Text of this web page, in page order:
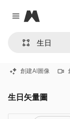
Close menu
Magnific
創建AI圖像
生日矢量圖